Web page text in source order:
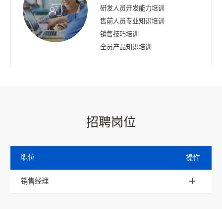
研发人员开发能力培训
售前人员专业知识培训
销售技巧培训
全员产品知识培训
招聘岗位
职位 操作
销售经理